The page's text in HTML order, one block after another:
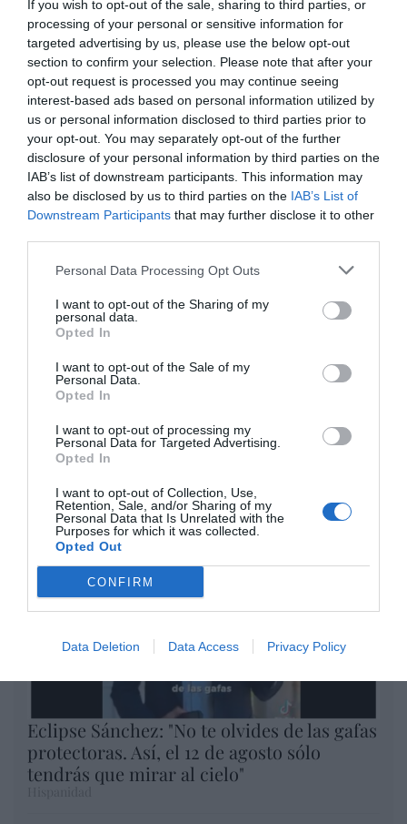
If you wish to opt-out of the sale, sharing to third parties, or
processing of your personal or sensitive information for
targeted advertising by us, please use the below opt-out
section to confirm your selection. Please note that after your
opt-out request is processed you may continue seeing
interest-based ads based on personal information utilized by
us or personal information disclosed to third parties prior to
your opt-out. You may separately opt-out of the further
disclosure of your personal information by third parties on the
IAB’s list of downstream participants. This information may
also be disclosed by us to third parties on the IAB’s List of
Downstream Participants that may further disclose it to other
Personal Data Processing Opt Outs
I want to opt-out of the Sharing of my
personal data.
Opted In
I want to opt-out of the Sale of my
Personal Data.
Opted In
I want to opt-out of processing my
Personal Data for Targeted Advertising.
Opted In
I want to opt-out of Collection, Use,
Retention, Sale, and/or Sharing of my
Personal Data that Is Unrelated with the
Purposes for which it was collected.
Opted Out
CONFIRM
Data Deletion Data Access Privacy Policy
Nokia, Ericsson... Huawei: lo que importan
son las patentes
Isabel Pantoja pierde dos pleitos
con Hacienda por 700.000
euros... suma y sigue
Eulogio López
El IBEX 35 cerró la sesión del
miércoles en los 20.057 puntos,
un nuevo récord
Eulogio López
Argumentos
Eclipse Sánchez: "No te olvides de las gafas
protectoras. Así, el 12 de agosto sólo
tendrás que mirar al cielo"